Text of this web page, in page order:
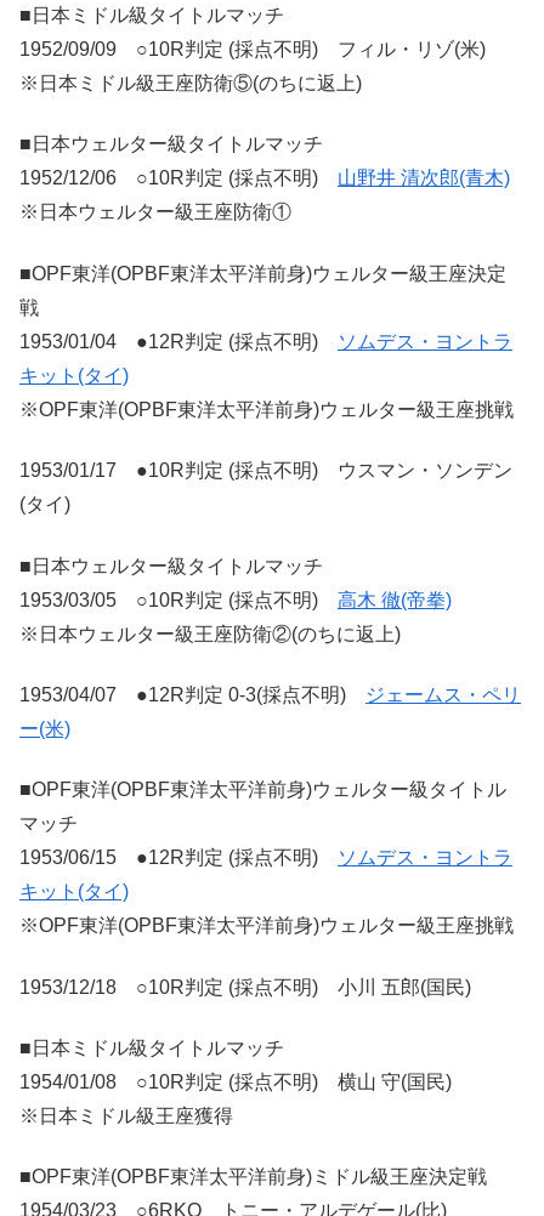
■日本ミドル級タイトルマッチ
1952/09/09 ○10R判定 (採点不明) フィル・リゾ(米)
※日本ミドル級王座防衛⑤(のちに返上)
■日本ウェルター級タイトルマッチ
1952/12/06 ○10R判定 (採点不明) 山野井 清次郎(青木)
※日本ウェルター級王座防衛①
■OPF東洋(OPBF東洋太平洋前身)ウェルター級王座決定
戦
1953/01/04 ●12R判定 (採点不明)
ソムデス・ヨントラ
キット(タイ)
※OPF東洋(OPBF東洋太平洋前身)ウェルター級王座挑戦
1953/01/17 ●10R判定 (採点不明) ウスマン・ソンデン
(タイ)
■日本ウェルター級タイトルマッチ
1953/03/05 ○10R判定 (採点不明) 高木 徹(帝拳)
※日本ウェルター級王座防衛②(のちに返上)
1953/04/07 ●12R判定 0-3(採点不明)
ジェームス・ペリ
ー(米)
■OPF東洋(OPBF東洋太平洋前身)ウェルター級タイトル
マッチ
1953/06/15 ●12R判定 (採点不明)
ソムデス・ヨントラ
キット(タイ)
※OPF東洋(OPBF東洋太平洋前身)ウェルター級王座挑戦
1953/12/18 ○10R判定 (採点不明) 小川 五郎(国民)
■日本ミドル級タイトルマッチ
1954/01/08 ○10R判定 (採点不明) 横山 守(国民)
※日本ミドル級王座獲得
■OPF東洋(OPBF東洋太平洋前身)ミドル級王座決定戦
1954/03/23 ○6RKO トニー・アルデゲール(比)